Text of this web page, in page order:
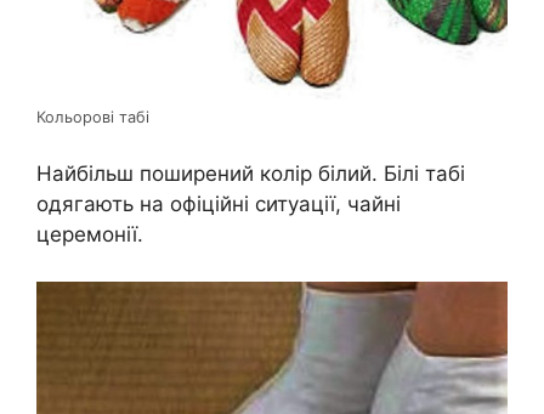
Кольорові табі
Найбільш поширений колір білий. Білі табі
одягають на офіційні ситуації, чайні
церемонії.